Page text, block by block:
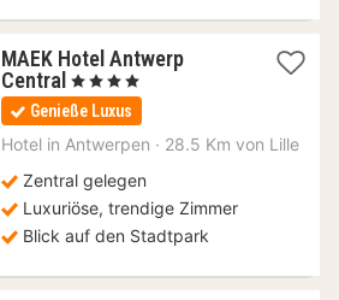
MAEK Hotel Antwerp
Central 1
Nacht
ab
148,96
, 4 Sterne
Genieße Luxus
Hotel in Antwerpen · 28.5 Km von Lille
Zentral gelegen
Luxuriöse, trendige Zimmer
Blick auf den Stadtpark